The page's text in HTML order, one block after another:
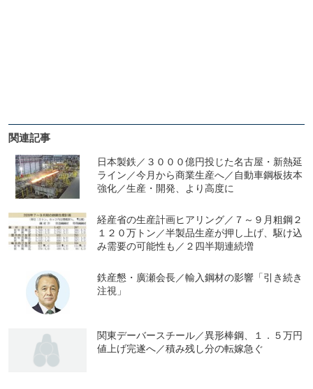
関連記事
日本製鉄／３０００億円投じた名古屋・新熱延
ライン／今月から商業生産へ／自動車鋼板抜本
強化／生産・開発、より高度に
経産省の生産計画ヒアリング／７～９月粗鋼２
１２０万トン／半製品生産が押し上げ、駆け込
み需要の可能性も／２四半期連続増
鉄産懇・廣瀬会長／輸入鋼材の影響「引き続き
注視」
関東デーバースチール／異形棒鋼、１．５万円
値上げ完遂へ／積み残し分の転嫁急ぐ